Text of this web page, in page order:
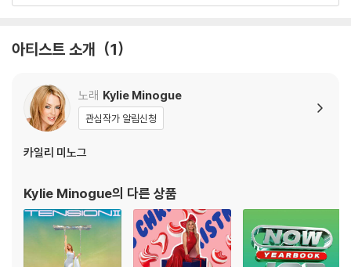
아티스트 소개 1
노래 Kylie Minogue
관심작가 알림신청
카일리 미노그
Kylie Minogue의 다른 상품